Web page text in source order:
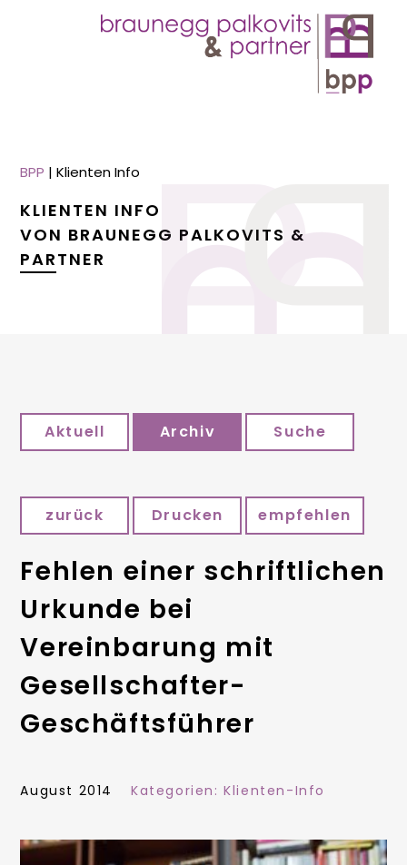
BPP |Klienten Info
KLIENTEN INFO
VON BRAUNEGG PALKOVITS &
PARTNER
Aktuell Archiv Suche
zurück Drucken empfehlen
Fehlen einer schriftlichen
Urkunde bei
Vereinbarung mit
Gesellschafter-
Geschäftsführer
August 2014 Kategorien:Klienten-Info